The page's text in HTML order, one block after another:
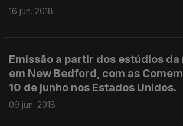
16 jun. 2018
Emissão a partir dos estúdios da
em New Bedford, com as
10 de junho nos Estados Unidos.
09 jun. 2018